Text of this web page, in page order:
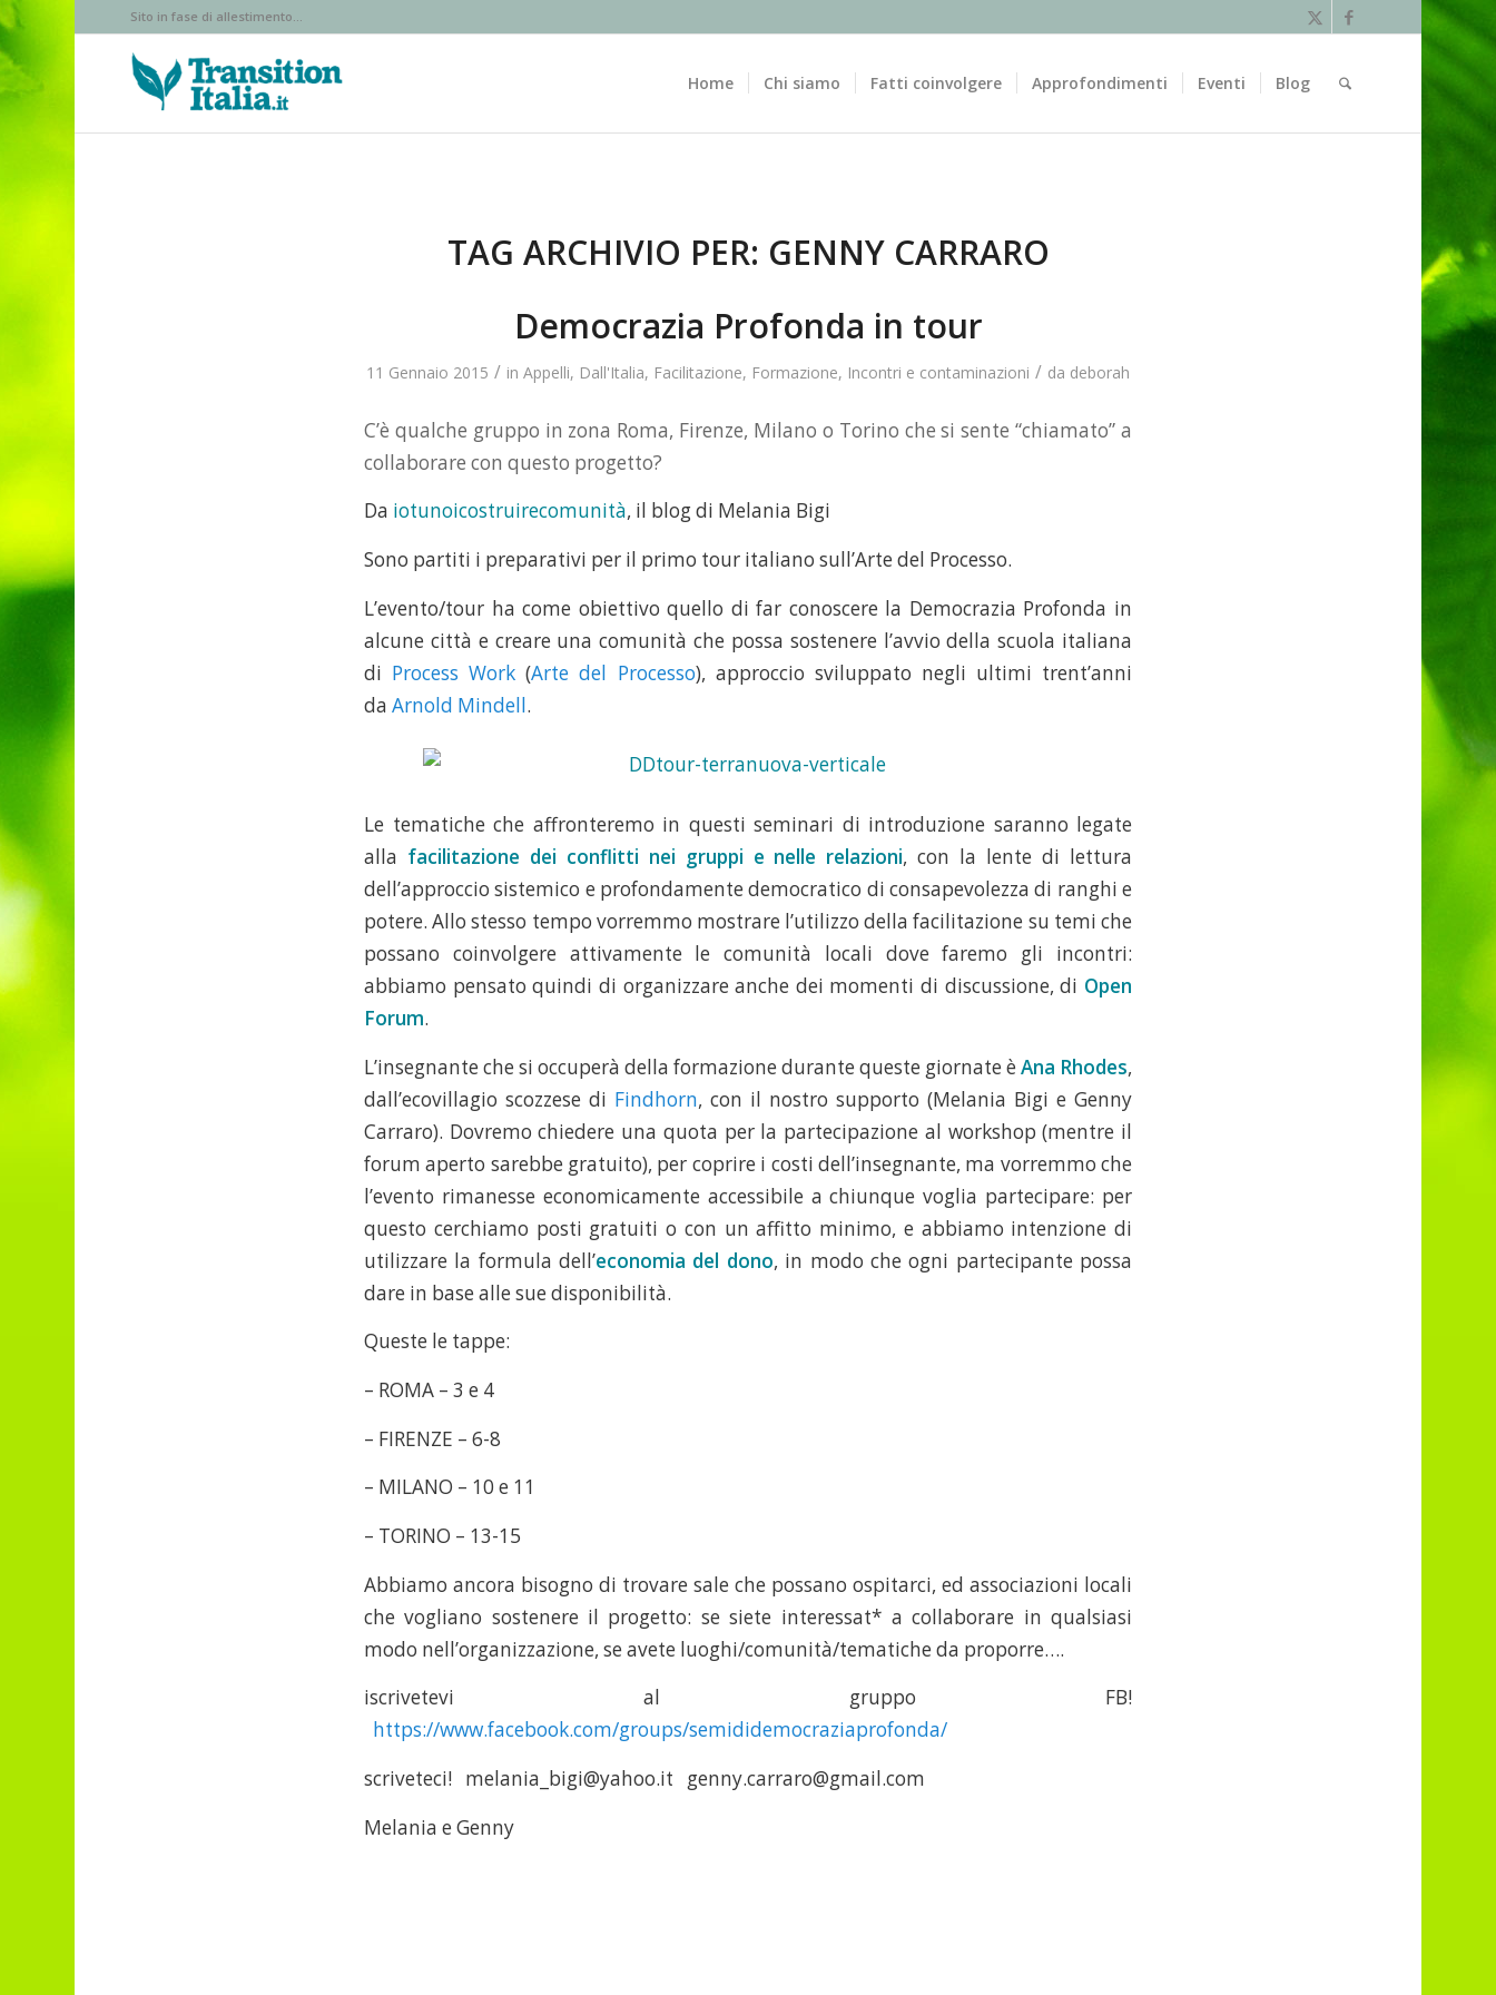
Sito in fase di allestimento...
Home Chi siamo Fatti coinvolgere Approfondimenti Eventi Blog
TAG ARCHIVIO PER: GENNY CARRARO
Democrazia Profonda in tour
11 Gennaio 2015 / in Appelli, Dall'Italia, Facilitazione, Formazione, Incontri e contaminazioni / da deborah
C’è qualche gruppo in zona Roma, Firenze, Milano o Torino che si sente “chiamato” a
collaborare con questo progetto?
Da iotunoicostruirecomunità, il blog di Melania Bigi
Sono partiti i preparativi per il primo tour italiano sull’Arte del Processo.
L’evento/tour ha come obiettivo quello di far conoscere la Democrazia Profonda in
alcune città e creare una comunità che possa sostenere l’avvio della scuola italiana
di Process Work(Arte del Processo), approccio sviluppato negli ultimi trent’anni
da Arnold Mindell.
Le tematiche che affronteremo in questi seminari di introduzione saranno legate
alla facilitazione dei conflitti nei gruppi e nelle relazioni, con la lente di lettura
dell’approccio sistemico e profondamente democratico di consapevolezza di ranghi e
potere. Allo stesso tempo vorremmo mostrare l’utilizzo della facilitazione su temi che
possano coinvolgere attivamente le comunità locali dove faremo gli incontri:
abbiamo pensato quindi di organizzare anche dei momenti di discussione, di Open
Forum.
L’insegnante che si occuperà della formazione durante queste giornate èAna Rhodes,
dall’ecovillagio scozzese di Findhorn, con il nostro supporto (Melania Bigi e Genny
Carraro). Dovremo chiedere una quota per la partecipazione al workshop (mentre il
forum aperto sarebbe gratuito), per coprire i costi dell’insegnante, ma vorremmo che
l’evento rimanesse economicamente accessibile a chiunque voglia partecipare: per
questo cerchiamo posti gratuiti o con un affitto minimo, e abbiamo intenzione di
utilizzare la formula dell’economia del dono, in modo che ogni partecipante possa
dare in base alle sue disponibilità.
Queste le tappe:
– ROMA – 3 e 4
– FIRENZE – 6-8
– MILANO – 10 e 11
– TORINO – 13-15
Abbiamo ancora bisogno di trovare sale che possano ospitarci, ed associazioni locali
che vogliano sostenere il progetto: se siete interessat* a collaborare in qualsiasi
modo nell’organizzazione, se avete luoghi/comunità/tematiche da proporre….
iscrivetevi al gruppo FB!
https://www.facebook.com/groups/semididemocraziaprofonda/
scriveteci! melania_bigi@yahoo.it genny.carraro@gmail.com
Melania e Genny